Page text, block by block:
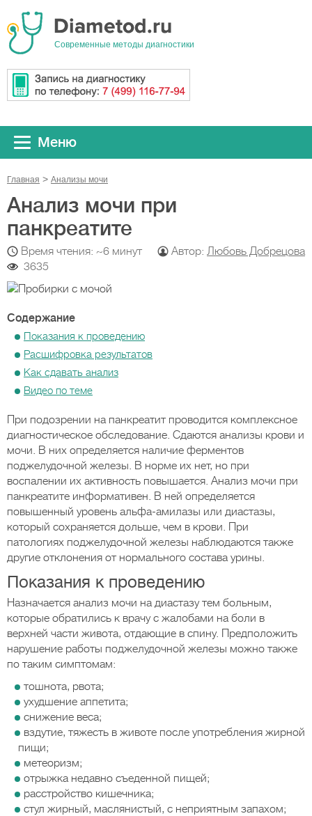
Cовременные методы диагностики
Меню
Главная Анализы мочи
Анализ мочи при
панкреатите
Время чтения: ~6 минут Автор: Любовь Добрецова
3635
Содержание
Показания к проведению
Расшифровка результатов
Как сдавать анализ
Видео по теме
При подозрении на панкреатит проводится комплексное
диагностическое обследование. Сдаются анализы крови и
мочи. В них определяется наличие ферментов
поджелудочной железы. В норме их нет, но при
воспалении их активность повышается. Анализ мочи при
панкреатите информативен. В ней определяется
повышенный уровень альфа-амилазы или диастазы,
который сохраняется дольше, чем в крови. При
патологиях поджелудочной железы наблюдаются также
другие отклонения от нормального состава урины.
Показания к проведению
Назначается анализ мочи на диастазу тем больным,
которые обратились к врачу с жалобами на боли в
верхней части живота, отдающие в спину. Предположить
нарушение работы поджелудочной железы можно также
по таким симптомам:
тошнота, рвота;
ухудшение аппетита;
снижение веса;
вздутие, тяжесть в животе после употребления жирной
пищи;
метеоризм;
отрыжка недавно съеденной пищей;
расстройство кишечника;
стул жирный, маслянистый, с неприятным запахом;